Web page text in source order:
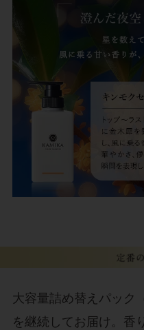
大容量詰め替えパック
を継続してお届け。香